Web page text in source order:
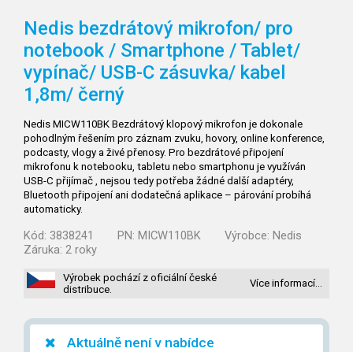
Nedis bezdrátový mikrofon/ pro
notebook / Smartphone / Tablet/
vypínač/ USB-C zásuvka/ kabel
1,8m/ černý
Nedis MICW110BK Bezdrátový klopový mikrofon je dokonale
pohodlným řešením pro záznam zvuku, hovory, online konference,
podcasty, vlogy a živé přenosy. Pro bezdrátové připojení
mikrofonu k notebooku, tabletu nebo smartphonu je využíván
USB-C přijímač , nejsou tedy potřeba žádné další adaptéry,
Bluetooth připojení ani dodatečná aplikace – párování probíhá
automaticky.
Kód: 3838241 PN: MICW110BK Výrobce: Nedis
Záruka: 2 roky
Výrobek pochází z oficiální české
distribuce.
Více informací…
Aktuálně není v nabídce